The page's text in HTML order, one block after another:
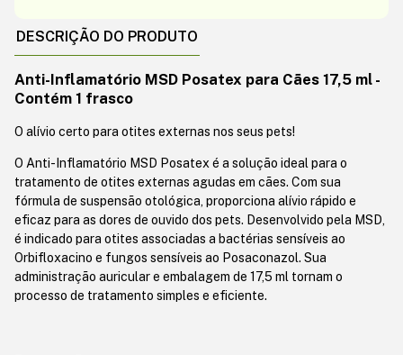
DESCRIÇÃO DO PRODUTO
Anti-Inflamatório MSD Posatex para Cães 17,5 ml -
Contém 1 frasco
O alívio certo para otites externas nos seus pets!
O Anti-Inflamatório MSD Posatex é a solução ideal para o
tratamento de otites externas agudas em cães. Com sua
fórmula de suspensão otológica, proporciona alívio rápido e
eficaz para as dores de ouvido dos pets. Desenvolvido pela MSD,
é indicado para otites associadas a bactérias sensíveis ao
Orbifloxacino e fungos sensíveis ao Posaconazol. Sua
administração auricular e embalagem de 17,5 ml tornam o
processo de tratamento simples e eficiente.